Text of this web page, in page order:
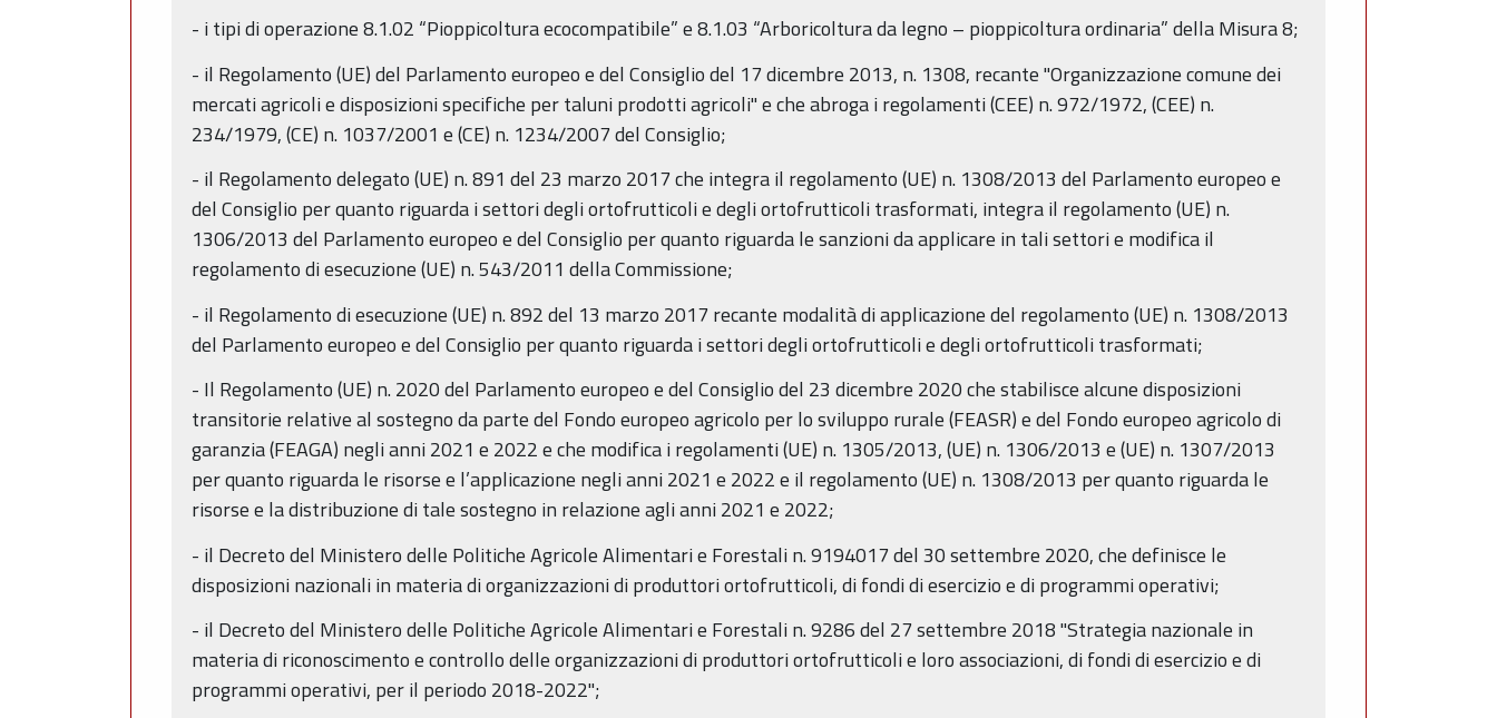
- i tipi di operazione 8.1.02 “Pioppicoltura ecocompatibile” e 8.1.03 “Arboricoltura da legno – pioppicoltura ordinaria” della Misura 8;
- il Regolamento (UE) del Parlamento europeo e del Consiglio del 17 dicembre 2013, n. 1308, recante "Organizzazione comune dei
mercati agricoli e disposizioni specifiche per taluni prodotti agricoli" e che abroga i regolamenti (CEE) n. 972/1972, (CEE) n.
234/1979, (CE) n. 1037/2001 e (CE) n. 1234/2007 del Consiglio;
- il Regolamento delegato (UE) n. 891 del 23 marzo 2017 che integra il regolamento (UE) n. 1308/2013 del Parlamento europeo e
del Consiglio per quanto riguarda i settori degli ortofrutticoli e degli ortofrutticoli trasformati, integra il regolamento (UE) n.
1306/2013 del Parlamento europeo e del Consiglio per quanto riguarda le sanzioni da applicare in tali settori e modifica il
regolamento di esecuzione (UE) n. 543/2011 della Commissione;
- il Regolamento di esecuzione (UE) n. 892 del 13 marzo 2017 recante modalità di applicazione del regolamento (UE) n. 1308/2013
del Parlamento europeo e del Consiglio per quanto riguarda i settori degli ortofrutticoli e degli ortofrutticoli trasformati;
- Il Regolamento (UE) n. 2020 del Parlamento europeo e del Consiglio del 23 dicembre 2020 che stabilisce alcune disposizioni
transitorie relative al sostegno da parte del Fondo europeo agricolo per lo sviluppo rurale (FEASR) e del Fondo europeo agricolo di
garanzia (FEAGA) negli anni 2021 e 2022 e che modifica i regolamenti (UE) n. 1305/2013, (UE) n. 1306/2013 e (UE) n. 1307/2013
per quanto riguarda le risorse e l’applicazione negli anni 2021 e 2022 e il regolamento (UE) n. 1308/2013 per quanto riguarda le
risorse e la distribuzione di tale sostegno in relazione agli anni 2021 e 2022;
- il Decreto del Ministero delle Politiche Agricole Alimentari e Forestali n. 9194017 del 30 settembre 2020, che definisce le
disposizioni nazionali in materia di organizzazioni di produttori ortofrutticoli, di fondi di esercizio e di programmi operativi;
- il Decreto del Ministero delle Politiche Agricole Alimentari e Forestali n. 9286 del 27 settembre 2018 "Strategia nazionale in
materia di riconoscimento e controllo delle organizzazioni di produttori ortofrutticoli e loro associazioni, di fondi di esercizio e di
programmi operativi, per il periodo 2018-2022";